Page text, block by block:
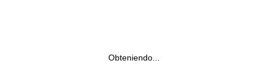
Obteniendo...